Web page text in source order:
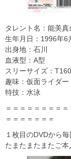
タレント名：能美真
生年月日：1996年6
出身地：石川
血液型：A型
スリーサイズ：
趣味：仮面ライダー
特技：水泳
＝＝＝＝＝＝＝＝
＝＝＝＝＝＝＝
１枚目のDVDから
たまたまたまたご本